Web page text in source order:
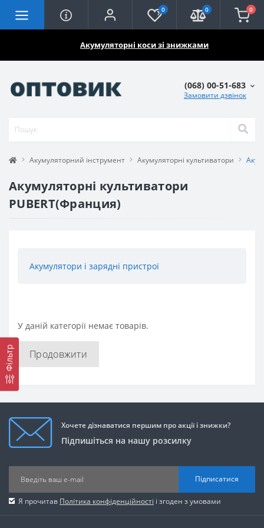
Акумуляторні коси зі знижками
0 0 0
(068) 00-51-683
Замовити дзвінок
Акумуляторний інструмент Акумуляторні культиватори
Акумуляторні культиватори
PUBERT(Франция)
Фільтр
Акумулятори і зарядні пристрої
У даній категорії немає товарів.
Продовжити
Хочете дізнаватися першим про акції і знижки?
Підпишіться на нашу розсилку
Підписатися
Я прочитав Політика конфіденційності і згоден з умовами